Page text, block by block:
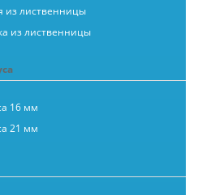
из лиственницы
из лиственницы
16 мм
21 мм